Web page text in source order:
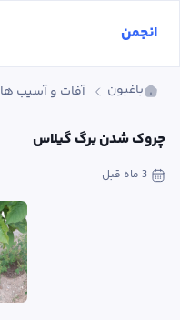
باغبون آفات و آسیب ها
چروک شدن برگ گیلاس
3 ماه قبل
انجمن